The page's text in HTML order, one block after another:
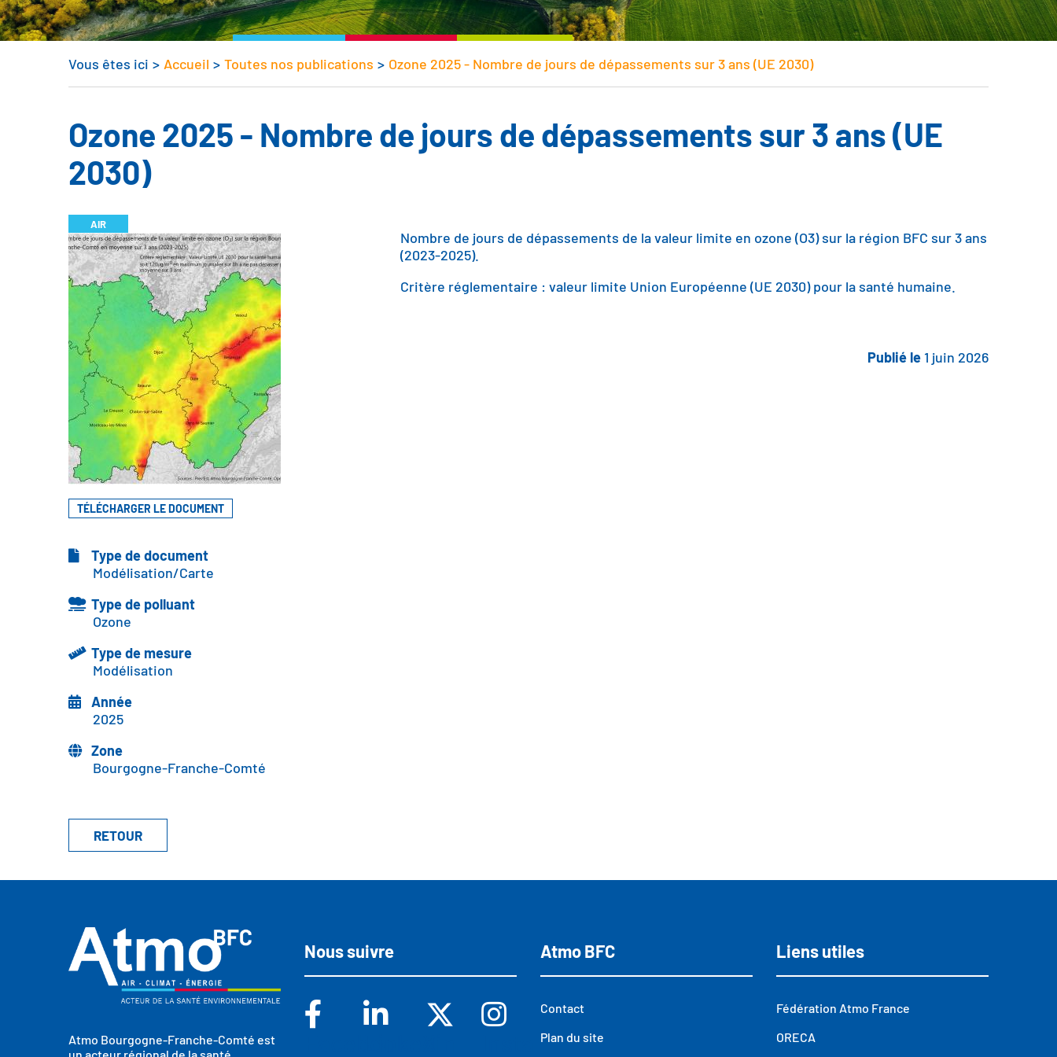
Vous êtes ici > Accueil > Toutes nos publications > Ozone 2025 - Nombre de jours de dépassements sur 3 ans (UE 2030)
Ozone 2025 - Nombre de jours de dépassements sur 3 ans (UE
2030)
AIR
Illustration
TÉLÉCHARGER LE DOCUMENT
Type de document
Modélisation/Carte
Type de polluant
Ozone
Type de mesure
Modélisation
Année
2025
Zone
Bourgogne-Franche-Comté
Body
Nombre de jours de dépassements de la valeur limite en ozone (O3) sur la région BFC sur 3 ans
(2023-2025).
Critère réglementaire : valeur limite Union Européenne (UE 2030) pour la santé humaine.
Publié le 1 juin 2026
Atmo Bourgogne-Franche-Comté est
Nous suivre Atmo BFC
Contact
Plan du site
Liens utiles
Fédération Atmo France
ORECA